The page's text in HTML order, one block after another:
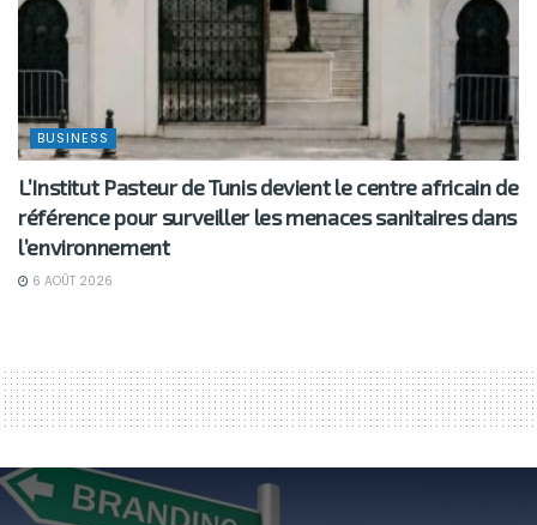
BUSINESS
L’Institut Pasteur de Tunis devient le centre africain de
référence pour surveiller les menaces sanitaires dans
l’environnement
6 AOÛT 2026